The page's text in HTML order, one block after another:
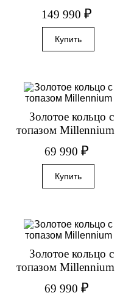
149 990₽
Золотое кольцо с
топазом Millennium
69 990₽
Золотое кольцо с
топазом Millennium
69 990₽